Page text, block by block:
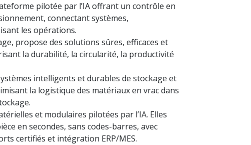
pilotée par l’IA offrant un contrôle en
connectant systèmes,
les opérations.
propose des solutions sûres, efficaces et
la durabilité, la circularité, la productivité
intelligents et durables de stockage et
la logistique des matériaux en vrac dans
et modulaires pilotées par l’IA. Elles
en secondes, sans codes-barres, avec
certifiés et intégration ERP/MES.